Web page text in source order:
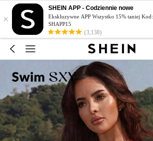
×
SHEIN APP - Codziennie nowe
Ekskluzywne APP Wszystko 15% taniej Kod:
SHAPP15
(3,138)